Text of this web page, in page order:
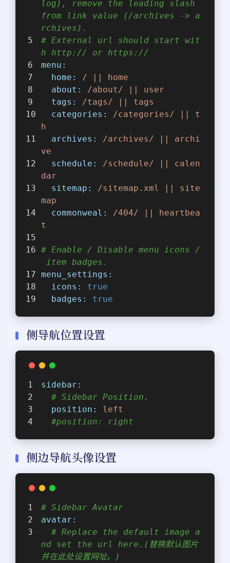
log), remove the leading slash
from link value (/archives -> a
rchives).
# External url should start wit
h http:// or https://
menu:
home:
/ ||
home
about:
/about/ ||
user
tags:
/tags/ ||
tags
categories:
/categories/ ||
t
h
archives:
/archives/ ||
archi
ve
schedule:
/schedule/ ||
calen
dar
sitemap:
/sitemap.xml ||
site
map
commonweal:
/404/ ||
heartbea
t
# Enable / Disable menu icons /
item badges.
menu_settings:
icons:
true
badges:
true
侧导航位置设置
sidebar:
# Sidebar Position.
position:
left
#position: right
侧边导航头像设置
# Sidebar Avatar
avatar:
# Replace the default image a
nd set the url here.(替换默认图片
并在此处设置网址。)